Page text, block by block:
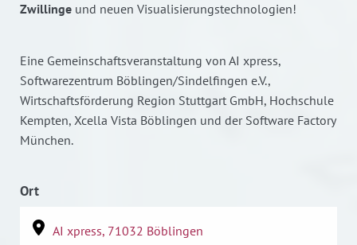
Zwillinge und neuen Visualisierungstechnologien!
Eine Gemeinschaftsveranstaltung von AI xpress,
Softwarezentrum Böblingen/Sindelfingen e.V.,
Wirtschaftsförderung Region Stuttgart GmbH, Hochschule
Kempten, Xcella Vista Böblingen und der Software Factory
München.
Ort
AI xpress, 71032 Böblingen